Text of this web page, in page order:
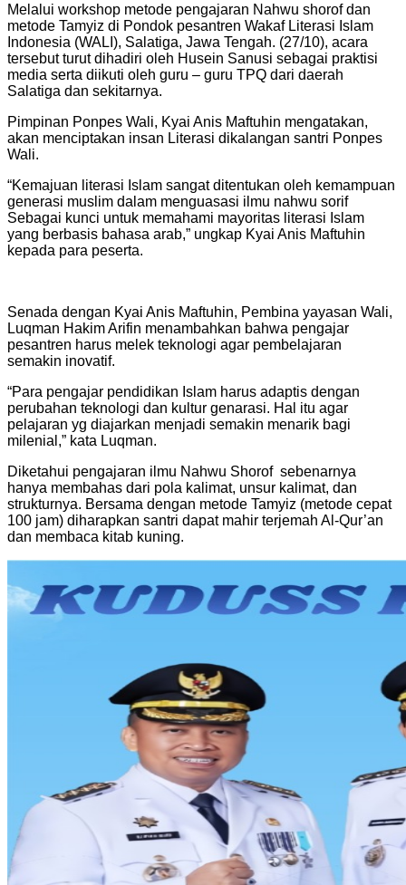
Melalui workshop metode pengajaran Nahwu shorof dan
metode Tamyiz di Pondok pesantren Wakaf Literasi Islam
Indonesia (WALI), Salatiga, Jawa Tengah. (27/10), acara
tersebut turut dihadiri oleh Husein Sanusi sebagai praktisi
media serta diikuti oleh guru – guru TPQ dari daerah
Salatiga dan sekitarnya.
Pimpinan Ponpes Wali, Kyai Anis Maftuhin mengatakan,
akan menciptakan insan Literasi dikalangan santri Ponpes
Wali.
“Kemajuan literasi Islam sangat ditentukan oleh kemampuan
generasi muslim dalam menguasasi ilmu nahwu sorif
Sebagai kunci untuk memahami mayoritas literasi Islam
yang berbasis bahasa arab,” ungkap Kyai Anis Maftuhin
kepada para peserta.
Senada dengan Kyai Anis Maftuhin, Pembina yayasan Wali,
Luqman Hakim Arifin menambahkan bahwa pengajar
pesantren harus melek teknologi agar pembelajaran
semakin inovatif.
“Para pengajar pendidikan Islam harus adaptis dengan
perubahan teknologi dan kultur genarasi. Hal itu agar
pelajaran yg diajarkan menjadi semakin menarik bagi
milenial,” kata Luqman.
Diketahui pengajaran ilmu Nahwu Shorof sebenarnya
hanya membahas dari pola kalimat, unsur kalimat, dan
strukturnya. Bersama dengan metode Tamyiz (metode cepat
100 jam) diharapkan santri dapat mahir terjemah Al-Qur’an
dan membaca kitab kuning.